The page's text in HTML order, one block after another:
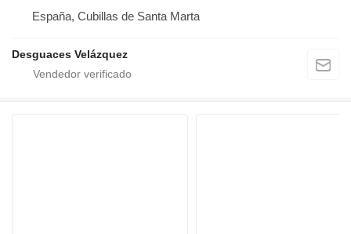
España, Cubillas de Santa Marta
Desguaces Velázquez